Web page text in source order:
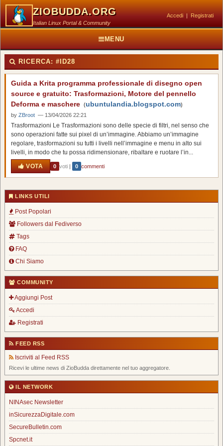
ZIOBUDDA.ORG
Italian Linux Portal & Community
Accedi | Registrati
MENU
RICERCA: #ID28
Guida a Krita programma professionale di disegno open
source e gratuito: Trasformazioni, Motore del pennello
Deforma e maschere (ubuntulandia.blogspot.com)
by ZBroot — 13/04/2026 22:21
Trasformazioni Le Trasformazioni sono delle specie di filtri, nel senso che
sono operazioni fatte sui pixel di un’immagine. Abbiamo un’immagine
regolare, trasformazioni su tutti i livelli nell’immagine e menu in alto sui
livelli, in modo che tu possa ridimensionare, ribaltare e ruotare l’in...
VOTA
0 voti | 0 commenti
LINKS UTILI
Post Popolari
Followers dal Fediverso
Tags
FAQ
Chi Siamo
COMMUNITY
Aggiungi Post
Accedi
Registrati
FEED RSS
Iscriviti al Feed RSS
Ricevi le ultime news di ZioBudda direttamente nel tuo aggregatore.
IL NETWORK
NINAsec Newsletter
inSicurezzaDigitale.com
SecureBulletin.com
Spcnet.it